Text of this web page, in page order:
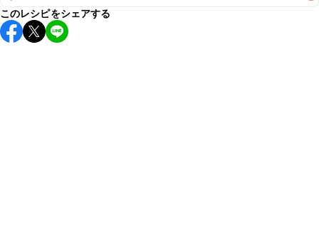
保存期間は冷蔵で当日中が目安です。なるべくお早めにお召
し上がりください。
このレシピをシェアする